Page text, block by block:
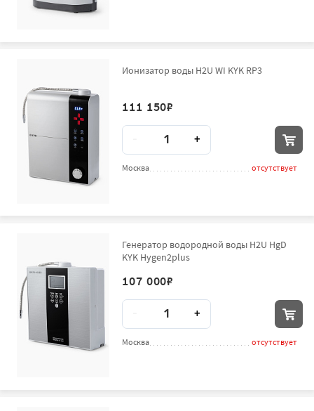
Ионизатор воды H2U WI KYK RP3
111 150₽
Количество
+
Москва отсутствует
Генератор водородной воды H2U HgD
KYK Hygen2plus
107 000₽
Количество
+
Москва отсутствует